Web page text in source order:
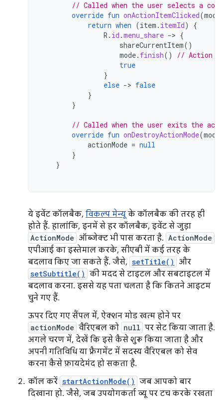
// Called when the user selects a
override fun onActionItemClicked(mode
return when (item . itemId)
{
R . id .menu_share -> {
shareCurrentItem()
mode. finish()
// Action
true
}
else -> false
}
}
// Called when the user exits the
override fun onDestroyActionMode(mode
actionMode = null
}
}
ये इवेंट कॉलबैक, विकल्प मेन्यू के कॉलबैक की तरह ही
होते हैं. हालांकि, इनमें से हर कॉलबैक, इवेंट से जुड़ा
ActionMode ऑब्जेक्ट भी पास करता है. ActionMode
एपीआई का इस्तेमाल करके, सीएबी में कई तरह के
बदलाव किए जा सकते हैं. जैसे, setTitle() और
setSubtitle() की मदद से टाइटल और सबटाइटल में
बदलाव करना. इससे यह पता चलता है कि कितने आइटम
चुने गए हैं.
ऊपर दिए गए सैंपल में, ऐक्शन मोड खत्म होने पर
actionMode वैरिएबल को null पर सेट किया जाता है.
अगले चरण में, देखें कि इसे कैसे शुरू किया जाता है और
अपनी गतिविधि या फ़्रैगमेंट में सदस्य वैरिएबल को सेव
करना कैसे फ़ायदेमंद हो सकता है.
कॉल करें startActionMode() जब आपको बार
दिखाना हो. जैसे, जब उपयोगकर्ता व्यू पर टच करके रखता